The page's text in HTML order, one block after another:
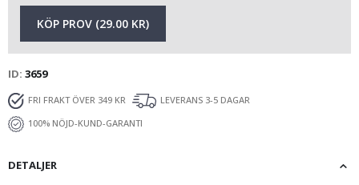
KÖP PROV (29.00 KR)
ID 3659
FRI FRAKT ÖVER 349 KR
LEVERANS 3-5 DAGAR
100% NÖJD-KUND-GARANTI
DETALJER